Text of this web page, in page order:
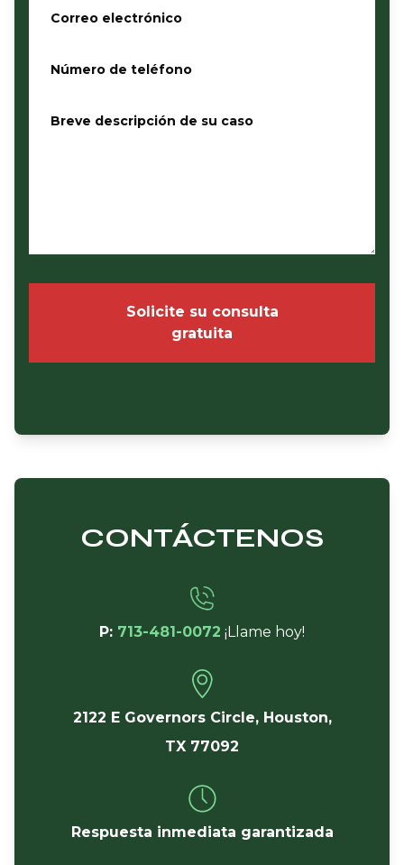
Correo electrónico
Número de teléfono
Breve descripción de su caso
Solicite su consulta
gratuita
CONTÁCTENOS
P: 713-481-0072 ¡Llame hoy!
2122 E Governors Circle, Houston,
TX 77092
Respuesta inmediata garantizada